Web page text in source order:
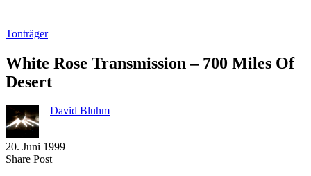
Tonträger
White Rose Transmission – 700 Miles Of
Desert
David Bluhm
20. Juni 1999
Share PostShare
Copy
Send